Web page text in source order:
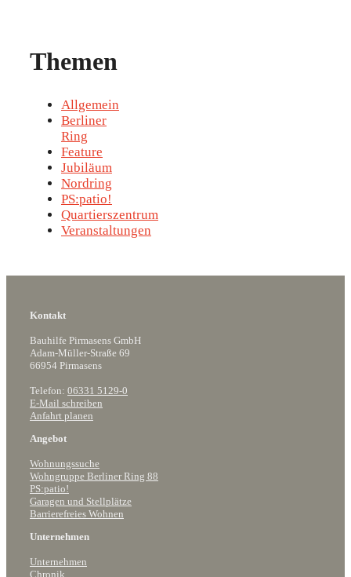
Themen
Allgemein
Berliner
Ring
Feature
Jubiläum
Nordring
PS:patio!
Quartierszentrum
Veranstaltungen
Kontakt
Bauhilfe Pirmasens GmbH
Adam-Müller-Straße 69
66954 Pirmasens
Telefon: 06331 5129-0
E-Mail schreiben
Anfahrt planen
Angebot
Wohnungssuche
Wohngruppe Berliner Ring 88
PS:patio!
Garagen und Stellplätze
Barrierefreies Wohnen
Unternehmen
Unternehmen
Chronik